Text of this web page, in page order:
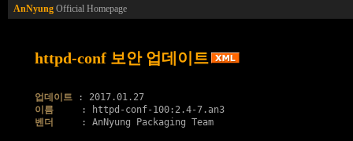
AnNyung Official Homepage
httpd-conf 보안 업데이트
업데이트
이름
벤더
     : AnNyung Packaging Team